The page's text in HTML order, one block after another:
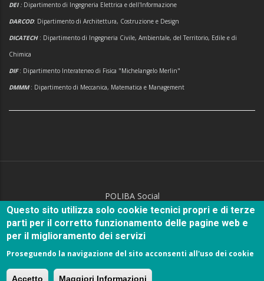
DEI : Dipartimento di Ingegneria Elettrica e dell'Informazione
DARCOD: Dipartimento di Architettura, Costruzione e Design
DICATECH : Dipartimento di Ingegneria Civile, Ambientale, del Territorio, Edile e di
Chimica
DIF: Dipartimento Interateneo di Fisica "Michelangelo Merlin"
DMMM: Dipartimento di Meccanica, Matematica e Management
POLIBA Social
© CopyrightPolitecnico di Bari
Questo sito utilizza solo cookie tecnici propri e di terze
parti per il corretto funzionamento delle pagine web e
per il miglioramento dei servizi
Proseguendo la navigazione del sito acconsenti all'uso dei cookie
Accetto Maggiori Informazioni